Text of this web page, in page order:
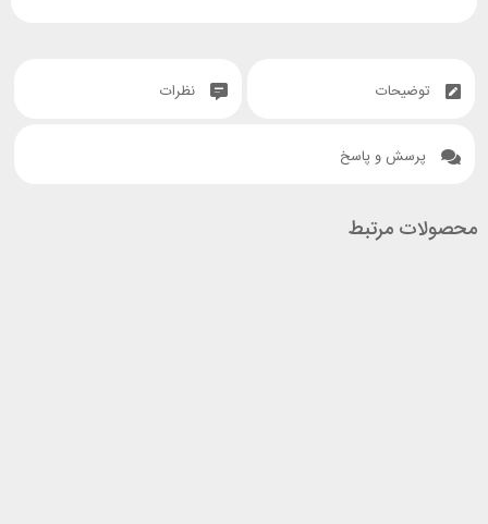
توضیحات نظرات
پرسش و پاسخ
محصولات مرتبط